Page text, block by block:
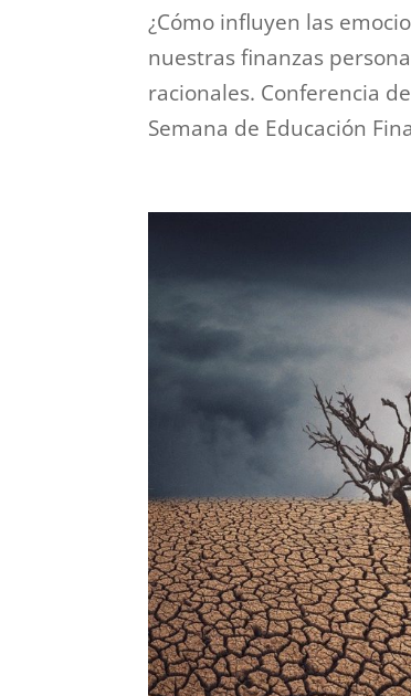
¿Cómo influyen las
nuestras finanzas
racionales. Conferencia
Semana de Educación